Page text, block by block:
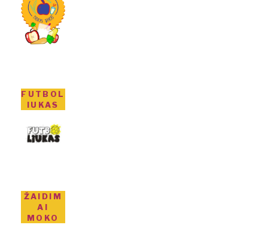
FUTBOL
IUKAS
ŽAIDIM
AI
MOKO